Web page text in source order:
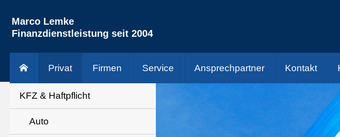
Privat
KFZ & Haft­pflicht
Auto
Firmen Service Ansprechpartner Kontakt
Marco Lemke
Finanzdienstleistung seit 2004